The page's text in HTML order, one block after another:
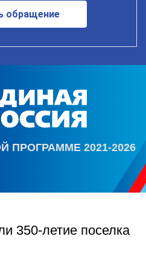
обращение
ПРОГРАММЕ 2021-2026
350-летие поселка